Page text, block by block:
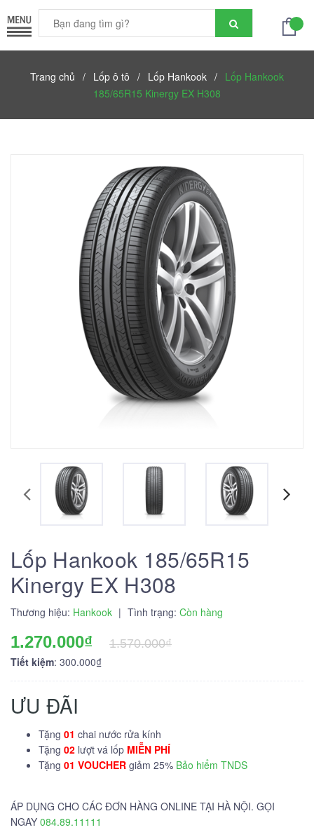
Trang chủ / Lốp ô tô / Lốp Hankook / Lốp Hankook
185/65R15 Kinergy EX H308
Lốp Hankook 185/65R15
Kinergy EX H308
Thương hiệu: Hankook | Tình trạng: Còn hàng
1.270.000₫
1.570.000₫
Tiết kiệm: 300.000₫
ƯU ĐÃI
Tặng 01 chai nước rửa kính
Tặng 02 lượt vá lốp MIỄN PHÍ
Tặng 01 VOUCHER giảm 25% Bảo hiểm TNDS
ÁP DỤNG CHO CÁC ĐƠN HÀNG ONLINE TẠI HÀ NỘI. GỌI
NGAY 084.89.11111